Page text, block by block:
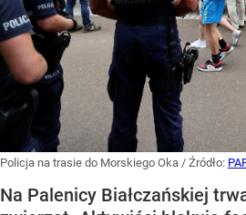
Policja na trasie do Morskiego Oka / Źródło:
Na Palenicy Białczańskiej